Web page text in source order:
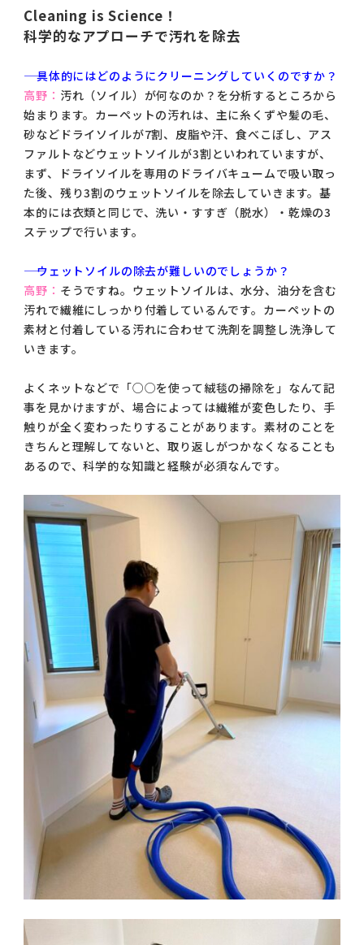
Cleaning is Science！
科学的なアプローチで汚れを除去
―― 具体的にはどのようにクリーニングしていくのですか？
高野： 汚れ（ソイル）が何なのか？を分析するところから
始まります。カーペットの汚れは、主に糸くずや髪の毛、
砂などドライソイルが7割、皮脂や汗、食べこぼし、アス
ファルトなどウェットソイルが3割といわれていますが、
まず、ドライソイルを専用のドライバキュームで吸い取っ
た後、残り3割のウェットソイルを除去していきます。基
本的には衣類と同じで、洗い・すすぎ（脱水）・乾燥の3
ステップで行います。
―― ウェットソイルの除去が難しいのでしょうか？
高野： そうですね。ウェットソイルは、水分、油分を含む
汚れで繊維にしっかり付着しているんです。カーペットの
素材と付着している汚れに合わせて洗剤を調整し洗浄して
いきます。
よくネットなどで「○○を使って絨毯の掃除を」なんて記
事を見かけますが、場合によっては繊維が変色したり、手
触りが全く変わったりすることがあります。素材のことを
きちんと理解してないと、取り返しがつかなくなることも
あるので、科学的な知識と経験が必須なんです。